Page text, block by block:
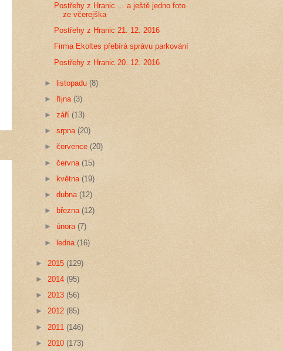
Postřehy z Hranic ... a ještě jedno foto
ze včerejška
Postřehy z Hranic 21. 12. 2016
Firma Ekoltes přebírá správu parkování
Postřehy z Hranic 20. 12. 2016
►listopadu(8)
►října(3)
►září(13)
►srpna(20)
►července(20)
►června (15)
►
května(19)
►dubna(12)
►
března(12)
►února(7)
►ledna(16)
► 2015 (129)
► 2014 (95)
► 2013 (56)
► 2012 (85)
► 2011 (146)
► 2010 (173)